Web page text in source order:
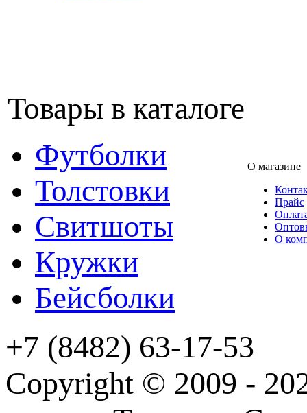
Товары в каталоге
Футболки
Толстовки
Свитшоты
Кружки
Бейсболки
О магазине
Прайс
О
+7 (8482) 63-17-53
Copyright © 2009 -